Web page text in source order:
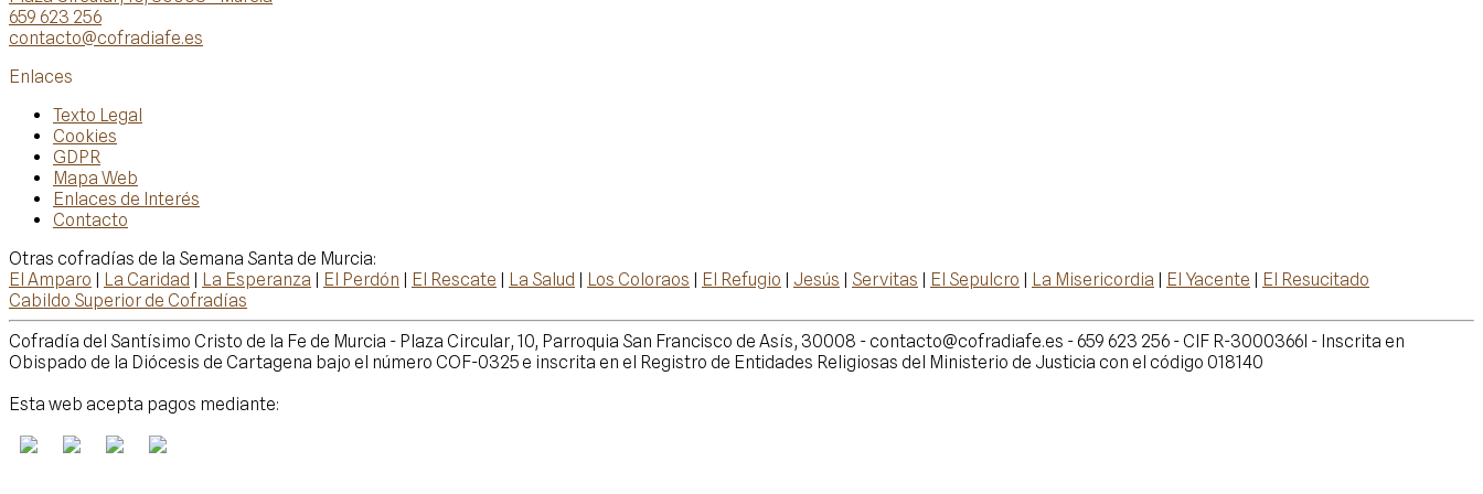
659 623 256
contacto@cofradiafe.es
Enlaces
Texto Legal
Cookies
GDPR
Mapa Web
Enlaces de Interés
Contacto
Otras cofradías de la Semana Santa de Murcia:
El Amparo | La Caridad | La Esperanza | El Perdón | El Rescate | La Salud | Los Coloraos | El Refugio | Jesús | Servitas | El Sepulcro | La Misericordia | El Yacente | El Resucitado
Cabildo Superior de Cofradías
Cofradía del Santísimo Cristo de la Fe de Murcia - Plaza Circular, 10, Parroquia San Francisco de Asís, 30008 - contacto@cofradiafe.es - 659 623 256 - CIF R-3000366I - Inscrita en
Obispado de la Diócesis de Cartagena bajo el número COF-0325 e inscrita en el Registro de Entidades Religiosas del Ministerio de Justicia con el código 018140
Esta web acepta pagos mediante: